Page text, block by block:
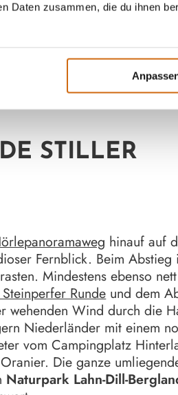
Daten zusammen, die du ihnen
STILLER
hinauf auf
Fernblick. Beim Abstieg
Mindestens ebenso
Runde und dem
wehenden Wind durch die
Niederländer mit einem
vom Campingplatz
Die ganze
Naturpark Lahn-Dill-